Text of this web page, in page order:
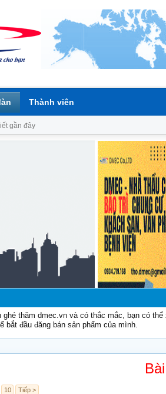
ghé thăm dmec.vn và có thắc mắc, bạn có
bắt đầu đăng bán sản phẩm của mình.
10 Tiếp >
gần đây
Thành viên